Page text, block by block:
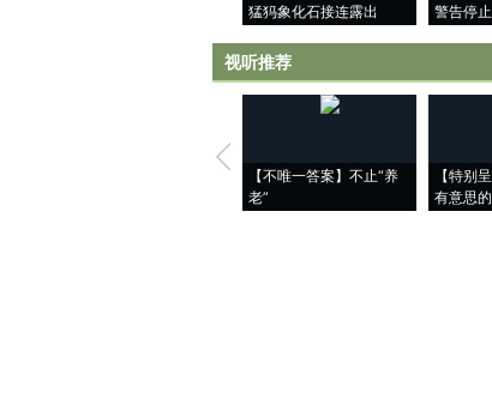
猛犸象化石接连露出
警告停
视听推荐
【不唯一答案】不止“养
老”
【特别
有意思